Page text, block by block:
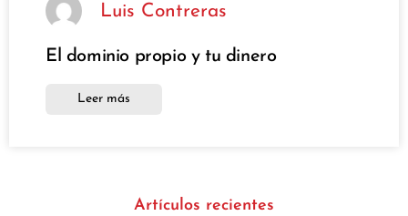
Luis Contreras
El dominio propio y tu dinero
Leer más
Artículos recientes